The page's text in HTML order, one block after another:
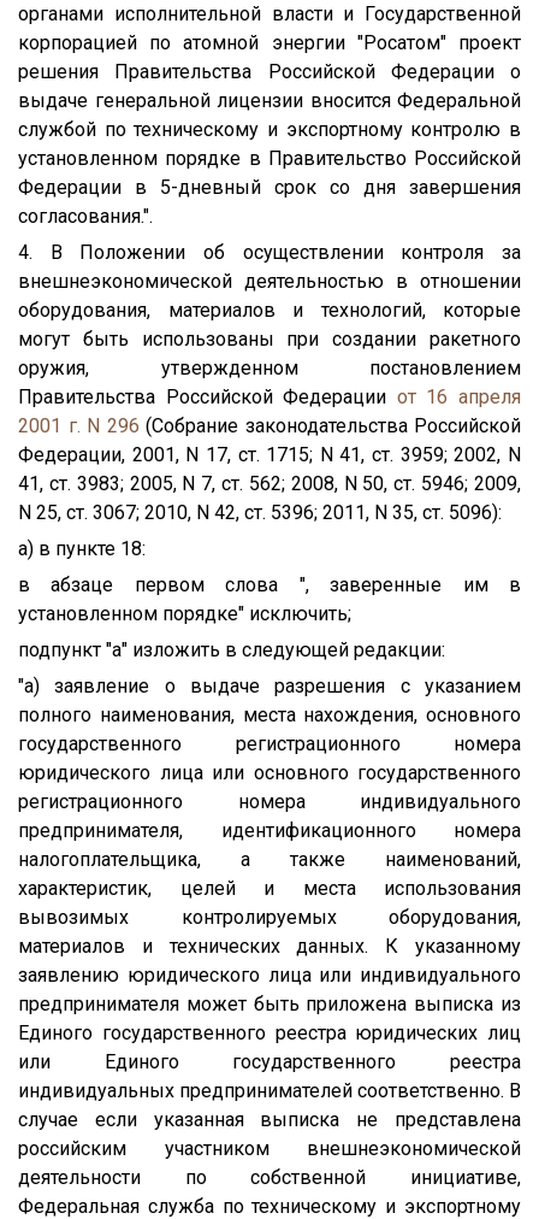
органами исполнительной власти и Государственной
корпорацией по атомной энергии "Росатом" проект
решения Правительства Российской Федерации о
выдаче генеральной лицензии вносится Федеральной
службой по техническому и экспортному контролю в
установленном порядке в Правительство Российской
Федерации в 5-дневный срок со дня завершения
согласования.".
4. В Положении об осуществлении контроля за
внешнеэкономической деятельностью в отношении
оборудования, материалов и технологий, которые
могут быть использованы при создании ракетного
оружия, утвержденном постановлением
Правительства Российской Федерации от 16 апреля
2001 г. N 296 (Собрание законодательства Российской
Федерации, 2001, N 17, ст. 1715; N 41, ст. 3959; 2002, N
41, ст. 3983; 2005, N 7, ст. 562; 2008, N 50, ст. 5946; 2009,
N 25, ст. 3067; 2010, N 42, ст. 5396; 2011, N 35, ст. 5096):
а) в пункте 18:
в абзаце первом слова ", заверенные им в
установленном порядке" исключить;
подпункт "а" изложить в следующей редакции:
"а) заявление о выдаче разрешения с указанием
полного наименования, места нахождения, основного
государственного регистрационного номера
юридического лица или основного государственного
регистрационного номера индивидуального
предпринимателя, идентификационного номера
налогоплательщика, а также наименований,
характеристик, целей и места использования
вывозимых контролируемых оборудования,
материалов и технических данных. К указанному
заявлению юридического лица или индивидуального
предпринимателя может быть приложена выписка из
Единого государственного реестра юридических лиц
или Единого государственного реестра
индивидуальных предпринимателей соответственно. В
случае если указанная выписка не представлена
российским участником внешнеэкономической
деятельности по собственной инициативе,
Федеральная служба по техническому и экспортному